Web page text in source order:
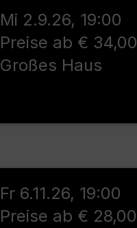
Mi 2.9.26, 19:00
Preise ab € 34,00
Großes Haus
Fr 6.11.26, 19:00
Preise ab € 28,00